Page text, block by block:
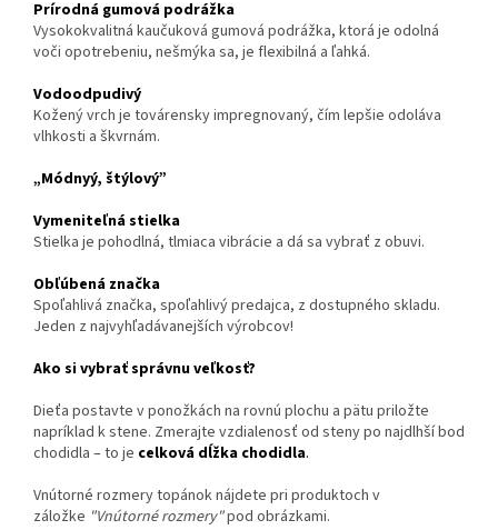
Prírodná gumová podrážka
Vysokokvalitná kaučuková gumová podrážka, ktorá je odolná
voči opotrebeniu, nešmýka sa, je flexibilná a ľahká.
Vodoodpudivý
Kožený vrch je továrensky impregnovaný, čím lepšie odoláva
vlhkosti a škvrnám.
„Módnyý, štýlový”
Vymeniteľná stielka
Stielka je pohodlná, tlmiaca vibrácie a dá sa vybrať z obuvi.
Obľúbená značka
Spoľahlivá značka, spoľahlivý predajca, z dostupného skladu.
Jeden z najvyhľadávanejších výrobcov!
Ako si vybrať správnu veľkosť?
Dieťa postavte v ponožkách na rovnú plochu a pätu priložte
napríklad k stene. Zmerajte vzdialenosť od steny po najdlhší bod
chodidla – to je celková dĺžka chodidla.
Vnútorné rozmery topánok nájdete pri produktoch v
záložke "Vnútorné rozmery"pod obrázkami.